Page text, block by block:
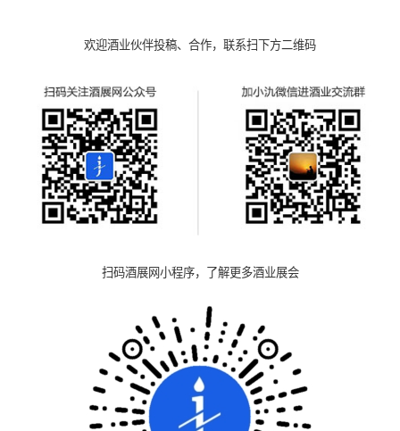
欢迎酒业伙伴投稿、合作，联系扫下方二维码
扫码酒展网小程序，了解更多酒业展会